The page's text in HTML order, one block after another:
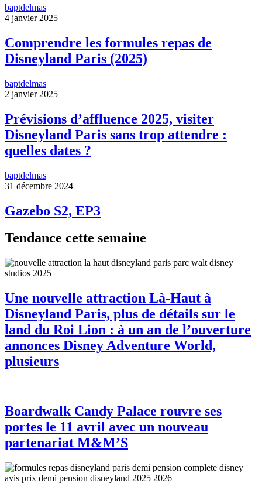
baptdelmas
4 janvier 2025
Comprendre les formules repas de
Disneyland Paris (2025)
baptdelmas
2 janvier 2025
Prévisions d’affluence 2025, visiter
Disneyland Paris sans trop attendre :
quelles dates ?
baptdelmas
31 décembre 2024
Gazebo S2, EP3
Tendance cette semaine
Une nouvelle attraction Là-Haut à
Disneyland Paris, plus de détails sur le
land du Roi Lion : à un an de l’ouverture
annonces Disney Adventure World,
plusieurs
Boardwalk Candy Palace rouvre ses
portes le 11 avril avec un nouveau
partenariat M&M’S